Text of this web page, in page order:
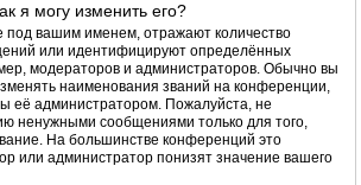
я могу изменить его?
вашим именем, отражают количество
или идентифицируют определённых
модераторов и администраторов. Обычно вы
наименования званий на конференции,
её администратором. Пожалуйста, не
ненужными сообщениями только для того,
На большинстве конференций это
или администратор понизят значение вашего